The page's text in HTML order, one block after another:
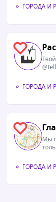
ГОРОДА И
4
ГОРОДА И
0
Мы
ГОРОДА И